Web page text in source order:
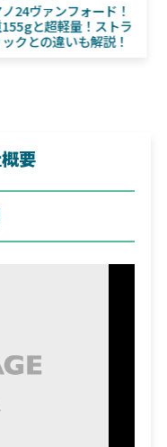
25コンプレックス
ライトリグを意のまま
ヴァンフォードとの
要